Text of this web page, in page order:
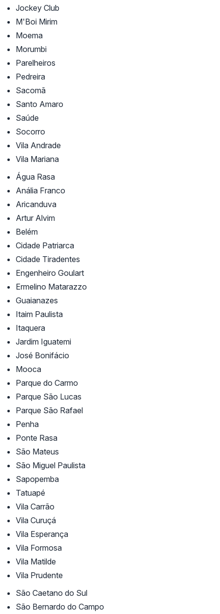
Jockey Club
M'Boi Mirim
Moema
Morumbi
Parelheiros
Pedreira
Sacomã
Santo Amaro
Saúde
Socorro
Vila Andrade
Vila Mariana
Água Rasa
Anália Franco
Aricanduva
Artur Alvim
Belém
Cidade Patriarca
Cidade Tiradentes
Engenheiro Goulart
Ermelino Matarazzo
Guaianazes
Itaim Paulista
Itaquera
Jardim Iguatemi
José Bonifácio
Mooca
Parque do Carmo
Parque São Lucas
Parque São Rafael
Penha
Ponte Rasa
São Mateus
São Miguel Paulista
Sapopemba
Tatuapé
Vila Carrão
Vila Curuçá
Vila Esperança
Vila Formosa
Vila Matilde
Vila Prudente
São Caetano do Sul
São Bernardo do Campo